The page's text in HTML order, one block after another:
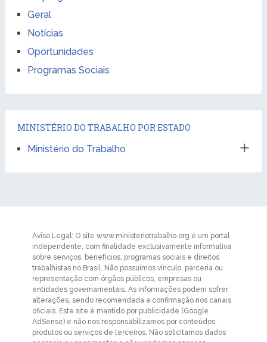
Geral
Notícias
Oportunidades
Programas Sociais
MINISTÉRIO DO TRABALHO POR ESTADO
Ministério do Trabalho
Aviso Legal: O site www.ministeriotrabalho.org é um portal
independente, com finalidade exclusivamente informativa
sobre serviços, benefícios, programas sociais e direitos
trabalhistas no Brasil. Não possuímos vínculo, parceria ou
representação com órgãos públicos, empresas ou
entidades governamentais. As informações podem sofrer
alterações, sendo recomendada a confirmação nos canais
oficiais. Este site é mantido por publicidade (Google
AdSense) e não nos responsabilizamos por conteúdos,
produtos ou serviços de terceiros. Não solicitamos dados